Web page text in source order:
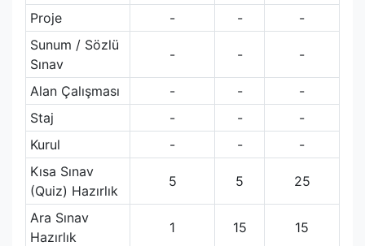
Proje
- -
-
Sunum / Sözlü
Sınav
- - -
Alan Çalışması - -
-
Staj
- -
-
Kurul
- -
-
Kısa Sınav
(Quiz) Hazırlık
5 5 25
Ara Sınav
Hazırlık
1 15 15